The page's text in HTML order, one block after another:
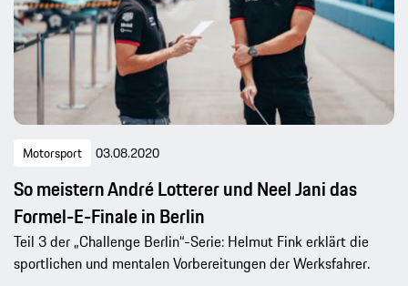
Motorsport 03.08.2020
So meistern André Lotterer und Neel Jani das
Formel-E-Finale in Berlin
Teil 3 der „Challenge Berlin“-Serie: Helmut Fink erklärt die
sportlichen und mentalen Vorbereitungen der Werksfahrer.